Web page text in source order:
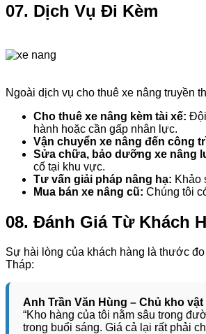
07. Dịch Vụ Đi Kèm
Ngoài dịch vụ cho thuê xe nâng truyền
Cho thuê xe nâng kèm tài xế:
hành hoặc cần gấp nhân lực.
Vận chuyển xe nâng đến công
Sửa chữa, bảo dưỡng xe nâng
cố tại khu vực.
Tư vấn giải pháp nâng hạ: Khảo
Mua bán xe nâng cũ: Chúng tôi
08. Đánh Giá Từ Khách
Sự hài lòng của khách hàng là thước
Tháp:
Anh Trần Văn Hùng – Chủ kho
“Kho hàng của tôi nằm sâu trong
trong buổi sáng. Giá cả lại rất phải